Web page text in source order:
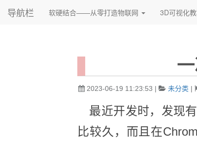
导航栏 软硬结合——从零打造物联网 3D可视化教
2023-06-19 11:23:53 | 未分类 |
最近开发时，发现有
比较久，而且在